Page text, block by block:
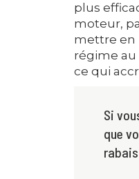
plus
moteur,
mettre en
régime
ce qui
Si
que